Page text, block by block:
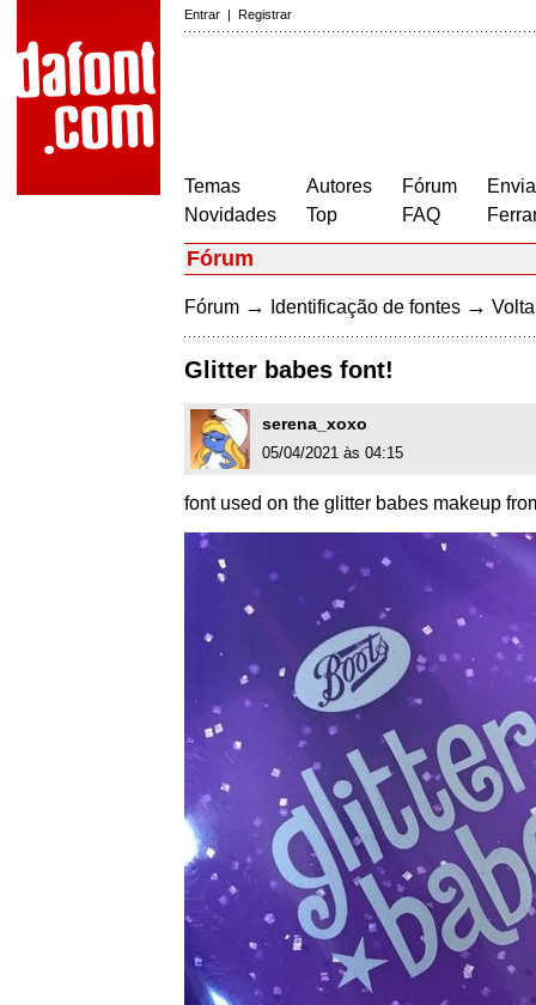
Entrar | Registrar
Temas
Novidades
Autores
Top
Fórum
FAQ
Fórum
Fórum → Identificação de fontes →
Glitter babes font!
serena_xoxo
05/04/2021 às 04:15
font used on the glitter babes makeup